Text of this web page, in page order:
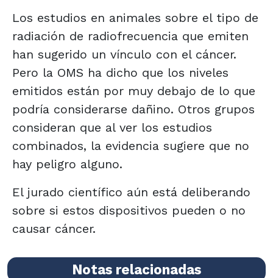
Los estudios en animales sobre el tipo de
radiación de radiofrecuencia que emiten
han sugerido un vínculo con el cáncer.
Pero la OMS ha dicho que los niveles
emitidos están por muy debajo de lo que
podría considerarse dañino. Otros grupos
consideran que al ver los estudios
combinados, la evidencia sugiere que no
hay peligro alguno.
El jurado científico aún está deliberando
sobre si estos dispositivos pueden o no
causar cáncer.
Notas relacionadas